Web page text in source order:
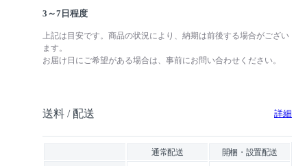
3～7日程度
上記は目安です。商品の状況により、納期は前後する場合がござい
ます。
お届け日にご希望がある場合は、事前にお問い合わせください。
送料 / 配送 詳細
通常配送 開梱・設置配送